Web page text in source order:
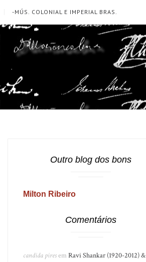
-MÚS. COLONIAL E IMPERIAL BRAS.
Outro blog dos bons
Milton Ribeiro
Comentários
candida piresemRavi Shankar (1920-2012) &